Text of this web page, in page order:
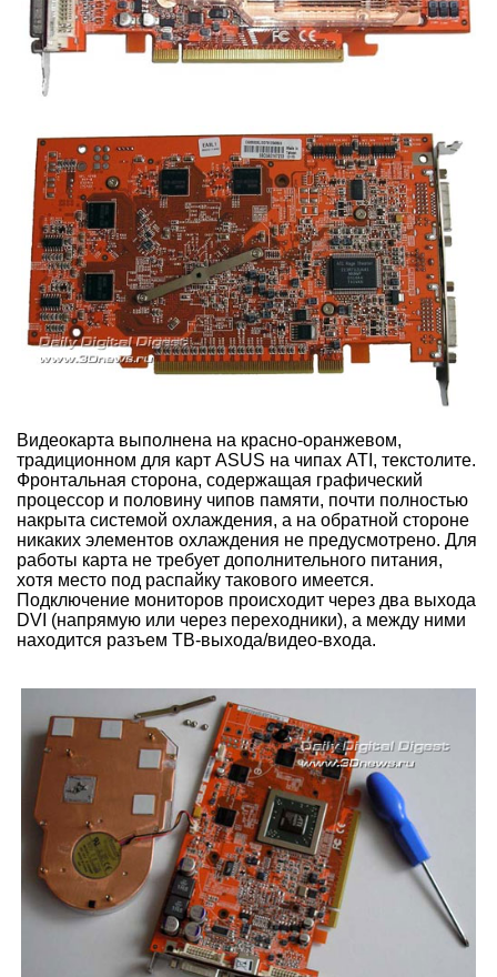
Видеокарта выполнена на красно-оранжевом,
традиционном для карт ASUS на чипах ATI, текстолите.
Фронтальная сторона, содержащая графический
процессор и половину чипов памяти, почти полностью
накрыта системой охлаждения, а на обратной стороне
никаких элементов охлаждения не предусмотрено. Для
работы карта не требует дополнительного питания,
хотя место под распайку такового имеется.
Подключение мониторов происходит через два выхода
DVI (напрямую или через переходники), а между ними
находится разъем ТВ-выхода/видео-входа.